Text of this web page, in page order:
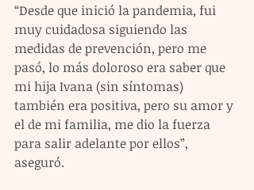
“Desde que inició la pandemia, fui
muy cuidadosa siguiendo las
medidas de prevención, pero me
pasó, lo más doloroso era saber que
mi hija Ivana (sin síntomas)
también era positiva, pero su amor y
el de mi familia, me dio la fuerza
para salir adelante por ellos”,
aseguró.